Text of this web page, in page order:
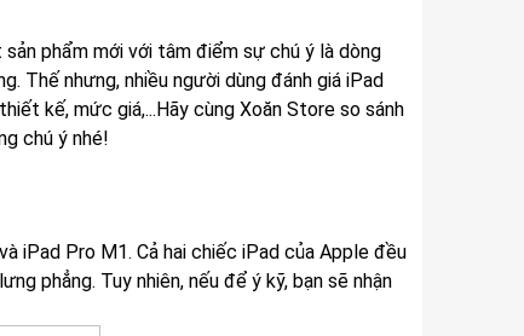
phẩm mới với tâm điểm sự chú ý là dòng
Thế nhưng, nhiều người dùng đánh giá iPad
kế, mức giá,...Hãy cùng Xoăn Store so sánh
chú ý nhé!
iPad Pro M1. Cả hai chiếc iPad của Apple đều
phẳng. Tuy nhiên, nếu để ý kỹ, bạn sẽ nhận